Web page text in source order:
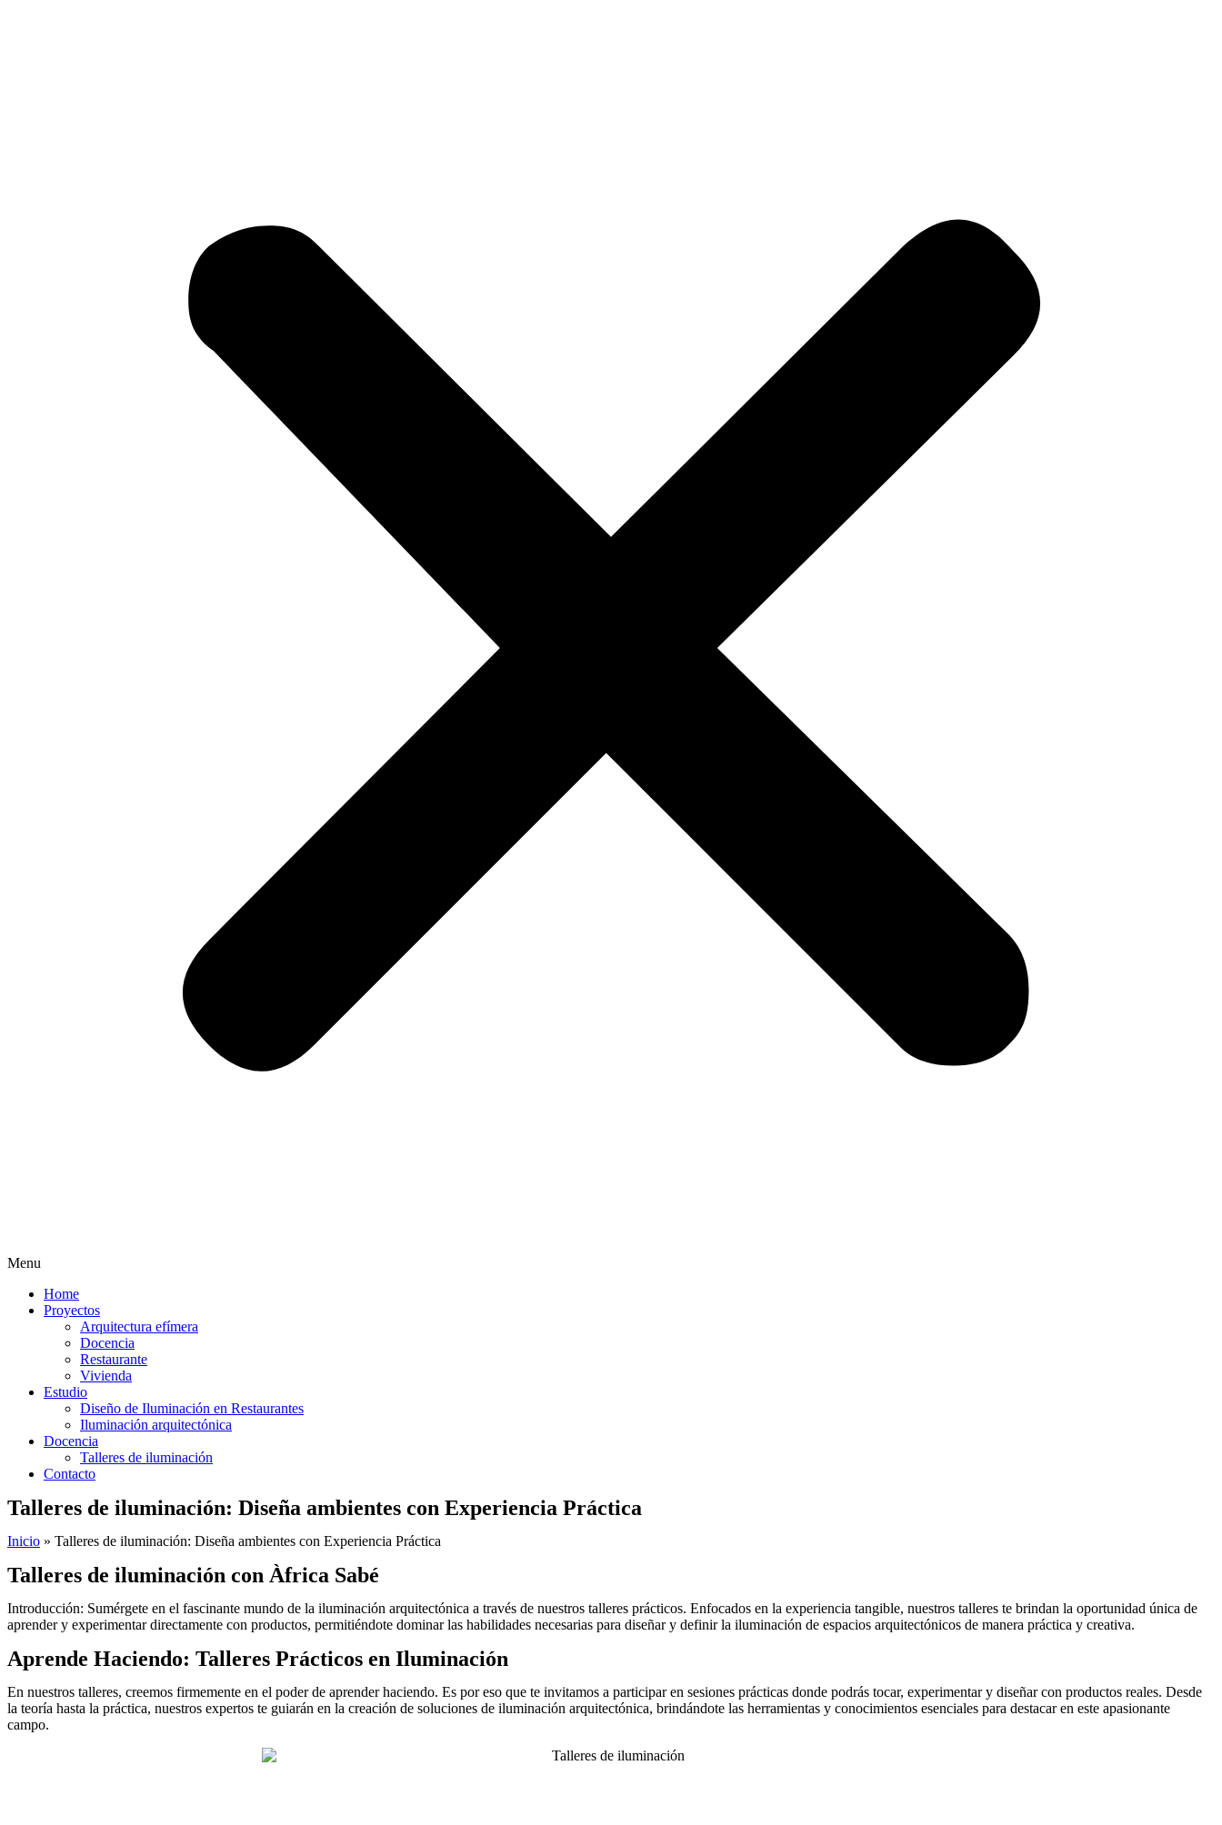
Menu
Home
Proyectos
Arquitectura efímera
Docencia
Restaurante
Vivienda
Estudio
Diseño de Iluminación en Restaurantes
Iluminación arquitectónica
Docencia
Talleres de iluminación
Contacto
Talleres de iluminación: Diseña ambientes con Experiencia Práctica
Inicio » Talleres de iluminación: Diseña ambientes con Experiencia Práctica
Talleres de iluminación con Àfrica Sabé
Introducción: Sumérgete en el fascinante mundo de la iluminación arquitectónica a través de nuestros talleres prácticos. Enfocados en la experiencia tangible, nuestros talleres te brindan la oportunidad única de
aprender y experimentar directamente con productos, permitiéndote dominar las habilidades necesarias para diseñar y definir la iluminación de espacios arquitectónicos de manera práctica y creativa.
Aprende Haciendo: Talleres Prácticos en Iluminación
En nuestros talleres, creemos firmemente en el poder de aprender haciendo. Es por eso que te invitamos a participar en sesiones prácticas donde podrás tocar, experimentar y diseñar con productos reales. Desde
la teoría hasta la práctica, nuestros expertos te guiarán en la creación de soluciones de iluminación arquitectónica, brindándote las herramientas y conocimientos esenciales para destacar en este apasionante
campo.